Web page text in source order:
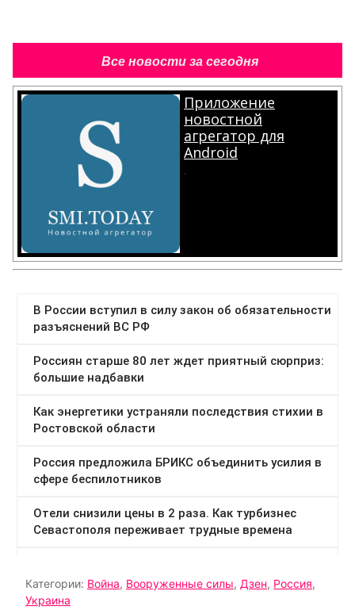
Все новости за сегодня
Приложение
новостной
агрегатор для
Android
.
Категории: Война, Вооруженные силы, Дзен, Россия,
Украина